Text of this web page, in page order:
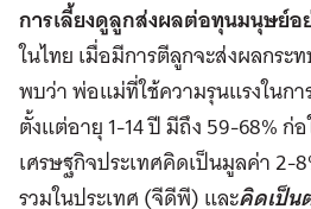
การเลี้ยงดูลูกส่งผลต่อทุนมนุษย์อ
ในไทย เมื่อมีการตีลูกจะส่งผลกระ
พบว่า พ่อแม่ที่ใช้ความรุนแรงในก
ตั้งแต่อายุ 1-14 ปี มีถึง 59-68% ก่
เศรษฐกิจประเทศคิดเป็นมูลค่า
รวมในประเทศ (จีดีพี) และคิดเป็น